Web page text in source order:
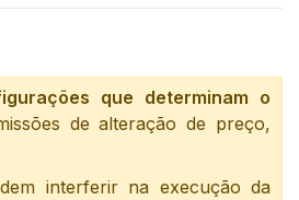
que determinam o
de alteração de preço,
interferir na execução da